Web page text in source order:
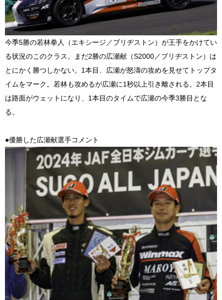
今季5勝の若林拳人（エキシージ／ブリヂストン）が王手をかけてい
る状況のこのクラス。まだ2勝の広瀬献（S2000／ブリヂストン）は
とにかく勝つしかない。1本目、広瀬が怒濤の攻めを見せてトップタ
イムをマーク。若林も攻めるが広瀬に1秒以上引き離される。2本目
は路面がウェットになり、1本目のタイムで広瀬の今季3勝目とな
る。
●優勝した広瀬献選手コメント